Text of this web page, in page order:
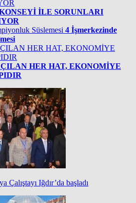
İLE SORUNLARI
4 İşmerkezinde
HER HAT, EKONOMİYE
Iğdır’da başladı